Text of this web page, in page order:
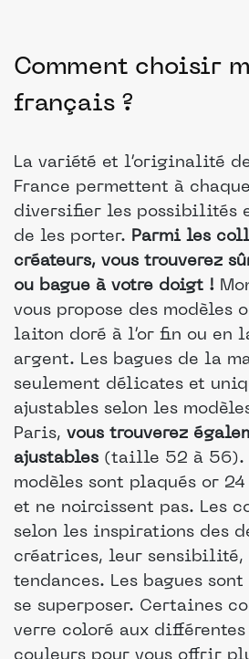
Comment choisir
français ?
La variété et l’originalité
France permettent à
diversifier les possibilités
de les porter. Parmi les
créateurs, vous trouverez
ou bague à votre doigt !
vous propose des modèles
laiton doré à l’or fin ou en
argent. Les bagues de la
seulement délicates et
ajustables selon les
Paris, vous trouverez
ajustables (taille 52 à 56).
modèles sont plaqués or
et ne noircissent pas. Les
selon les inspirations des
créatrices, leur sensibilité,
tendances. Les bagues
se superposer. Certaines
verre coloré aux différentes
couleurs pour vous offrir